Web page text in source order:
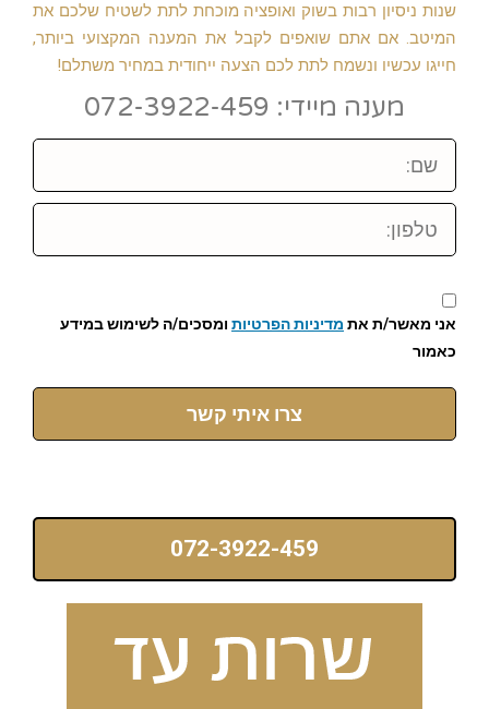
שנות ניסיון רבות בשוק ואופציה מוכחת לתת לשטיח שלכם את
המיטב. אם אתם שואפים לקבל את המענה המקצועי ביותר,
חייגו עכשיו ונשמח לתת לכם הצעה ייחודית במחיר משתלם!
מענה מיידי: 072-3922-459
שם:
טלפון:
אני מאשר/ת את מדיניות הפרטיות ומסכים/ה לשימוש במידע
כאמור
צרו איתי קשר
072-3922-459